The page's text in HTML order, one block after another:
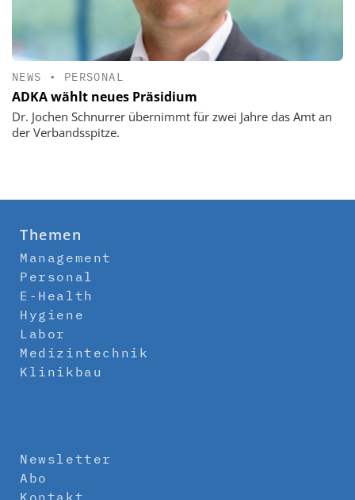
NEWS • PERSONAL
ADKA wählt neues Präsidium
Dr. Jochen Schnurrer übernimmt für zwei Jahre das Amt an
der Verbandsspitze.
Themen
Management
Personal
E-Health
Hygiene
Labor
Medizintechnik
Klinikbau
Newsletter
Abo